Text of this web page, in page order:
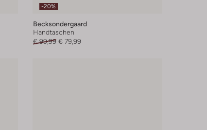
-20%
Becksondergaard
Handtaschen
€ 99,99 € 79,99